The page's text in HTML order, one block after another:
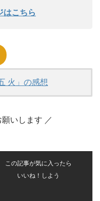
はこちら
火」の感想
いします ／
この記事が気に入ったら
いいね！しよう